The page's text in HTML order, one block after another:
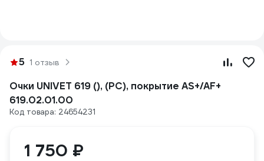
5 1 отзыв
Очки UNIVET 619 (), (PC), покрытие AS+/AF+
619.02.01.00
Код товара: 24654231
1 750 ₽